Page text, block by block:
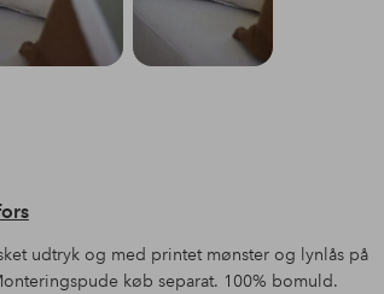
udtryk og med printet mønster og lynlås på
køb separat. 100% bomuld.